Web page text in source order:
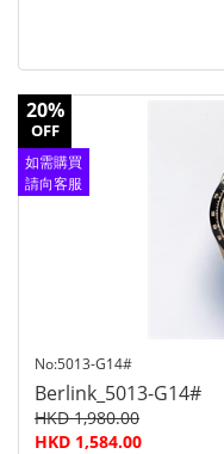
20%
OFF
如需購買
請向客服
No:5013-G14#
Berlink_5013-G14#
HKD 1,980.00
HKD 1,584.00